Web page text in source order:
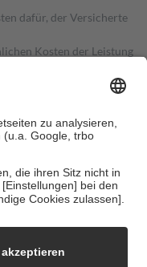
dafür, der Versicherte
Kosten der Leistung